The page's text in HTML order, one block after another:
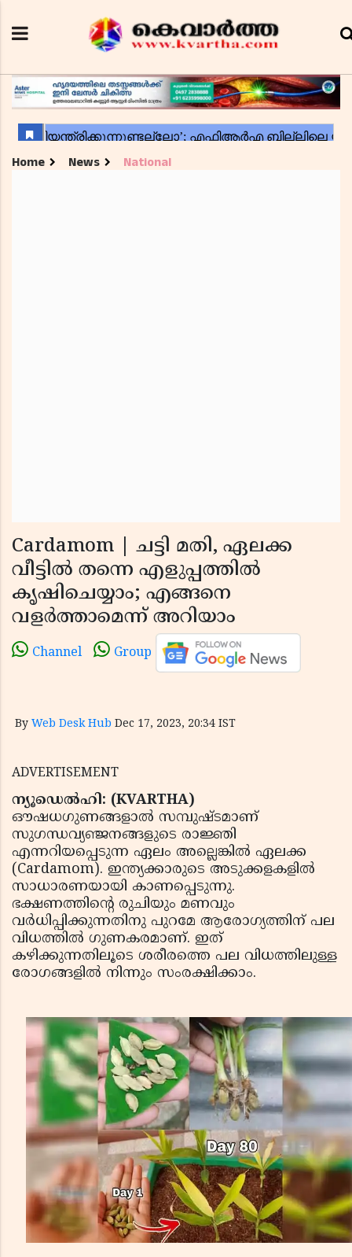
Home News National
Cardamom | ചട്ടി മതി, ഏലക്ക
വീട്ടിൽ തന്നെ എളുപ്പത്തിൽ
കൃഷിചെയ്യാം; എങ്ങനെ
വളർത്താമെന്ന് അറിയാം
Channel Group
By Web Desk Hub Dec 17, 2023, 20:34 IST
ADVERTISEMENT
ന്യൂഡെൽഹി: (KVARTHA)
ഔഷധഗുണങ്ങളാൽ സമ്പുഷ്ടമാണ്
സുഗന്ധവ്യഞ്ജനങ്ങളുടെ രാജ്ഞി
എന്നറിയപ്പെടുന്ന ഏലം അല്ലെങ്കിൽ ഏലക്ക
(Cardamom). ഇന്ത്യക്കാരുടെ അടുക്കളകളിൽ
സാധാരണയായി കാണപ്പെടുന്നു.
ഭക്ഷണത്തിന്റെ രുചിയും മണവും
വർധിപ്പിക്കുന്നതിനു പുറമേ ആരോഗ്യത്തിന് പല
വിധത്തിൽ ഗുണകരമാണ്. ഇത്
കഴിക്കുന്നതിലൂടെ ശരീരത്തെ പല വിധത്തിലുള്ള
രോഗങ്ങളിൽ നിന്നും സംരക്ഷിക്കാം.